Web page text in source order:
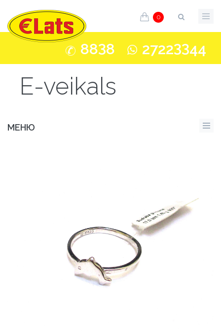
0
8838 27223344
E-veikals
МЕНЮ